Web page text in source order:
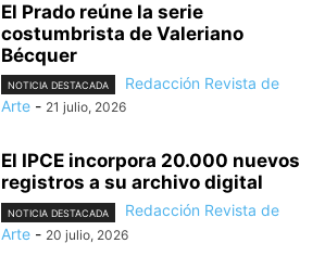
El Prado reúne la serie
costumbrista de Valeriano
Bécquer
NOTICIA DESTACADA
Redacción Revista de
Arte - 21 julio, 2026
El IPCE incorpora 20.000 nuevos
registros a su archivo digital
NOTICIA DESTACADA
Redacción Revista de
Arte - 20 julio, 2026